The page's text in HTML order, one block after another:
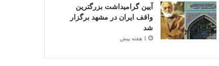
آیین گرامیداشت بزرگترین
واقف ایران در مشهد برگزار
شد
1 هفته پیش